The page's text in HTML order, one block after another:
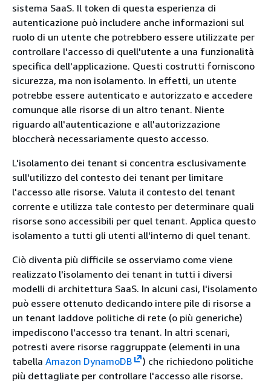
sistema SaaS. Il token di questa esperienza di
autenticazione può includere anche informazioni sul
ruolo di un utente che potrebbero essere utilizzate per
controllare l'accesso di quell'utente a una funzionalità
specifica dell'applicazione. Questi costrutti forniscono
sicurezza, ma non isolamento. In effetti, un utente
potrebbe essere autenticato e autorizzato e accedere
comunque alle risorse di un altro tenant. Niente
riguardo all'autenticazione e all'autorizzazione
bloccherà necessariamente questo accesso.
L'isolamento dei tenant si concentra esclusivamente
sull'utilizzo del contesto dei tenant per limitare
l'accesso alle risorse. Valuta il contesto del tenant
corrente e utilizza tale contesto per determinare quali
risorse sono accessibili per quel tenant. Applica questo
isolamento a tutti gli utenti all'interno di quel tenant.
Ciò diventa più difficile se osserviamo come viene
realizzato l'isolamento dei tenant in tutti i diversi
modelli di architettura SaaS. In alcuni casi, l'isolamento
può essere ottenuto dedicando intere pile di risorse a
un tenant laddove politiche di rete (o più generiche)
impediscono l'accesso tra tenant. In altri scenari,
potresti avere risorse raggruppate (elementi in una
tabella Amazon DynamoDB
) che richiedono politiche
più dettagliate per controllare l'accesso alle risorse.